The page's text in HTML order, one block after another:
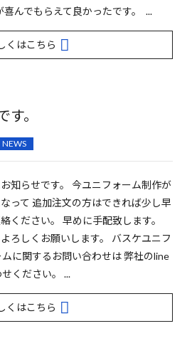
んでもらえて良かったです。 ...
くはこちら
。
NEWS
知らせです。 今ユニフォーム制作が
って 追加注文の方はできれば少し早
ください。 早めに手配致します。
ろしくお願いします。‍ バスケユニフ
に関するお問い合わせは 弊社のline
ください。 ...
くはこちら